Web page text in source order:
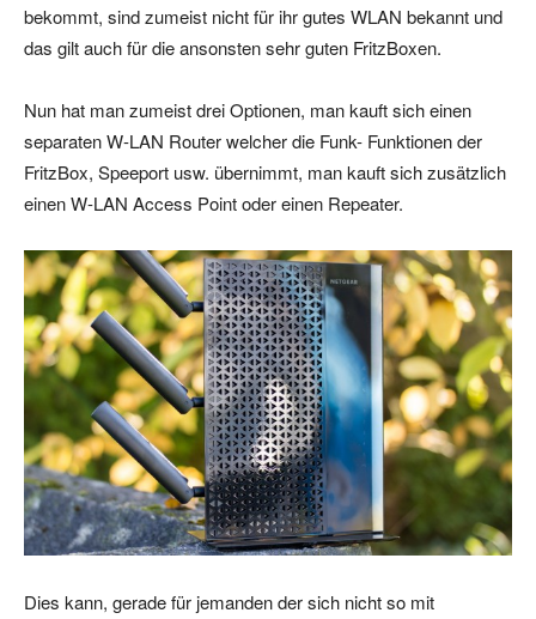
bekommt, sind zumeist nicht für ihr gutes WLAN bekannt und
das gilt auch für die ansonsten sehr guten FritzBoxen.
Nun hat man zumeist drei Optionen, man kauft sich einen
separaten W-LAN Router welcher die Funk- Funktionen der
FritzBox, Speeport usw. übernimmt, man kauft sich zusätzlich
einen W-LAN Access Point oder einen Repeater.
Dies kann, gerade für jemanden der sich nicht so mit